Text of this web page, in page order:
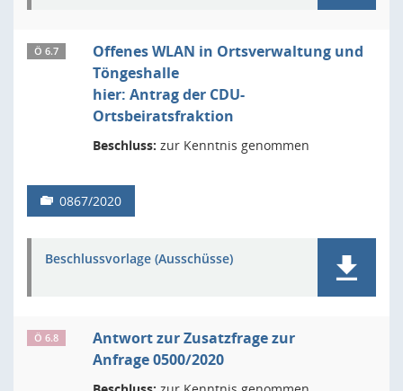
Ö 6.7
Offenes WLAN in Ortsverwaltung und
Töngeshalle
hier: Antrag der CDU-
Ortsbeiratsfraktion
Beschluss: zur Kenntnis genommen
0867/2020
Beschlussvorlage (Ausschüsse)
Ö 6.8
Antwort zur Zusatzfrage zur
Anfrage 0500/2020